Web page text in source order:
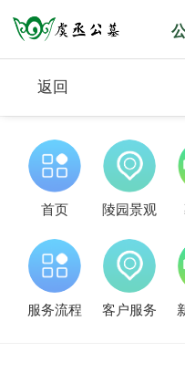
返回
首页 陵园景观
服务流程 客户服务